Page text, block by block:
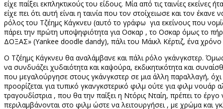
είχε παίξει εκπληκτικούς του είδους. Μία από τις ταινίες
είχε πει ότι αυτή είναι η ταινία που τον στοίχειωσε και τον
ρόλος του Τζέημς Κάγκνευ (αυτό το γράφω για εκείνους που
πάρει την πρώτη υποψηφιότητα για Οσκαρ , το Οσκαρ όμως το
ΔΟΞΑΣ» (Yankee doodle dandy), πάλι του Μάικλ Κέρτιζ, ένα
Ο Τζέημς Κάγκνευ θα αναλάμβανε και πάλι ρόλο γκάνγκστερ.
να συνδυάζει χυδαιότητα και καψούρα, εκδικητικότητα και
που μεγαλούργησε στους γκάνγκστερ σε μια άλλη παραλλαγή,
προορίζεται για τυπικό γκανγκστερικό φιλμ ούτε για φιλμ
τραγουδίστρια , που θα την παίξει η Ντόρις Νταίη, πρέπει το
περιλαμβάνονται στο φιλμ ώστε να λειτουργήσει , με χρώμα και